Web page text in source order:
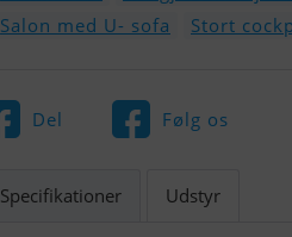
Salon med U- sofa
Stort
Del Følg os
Specifikationer Udstyr